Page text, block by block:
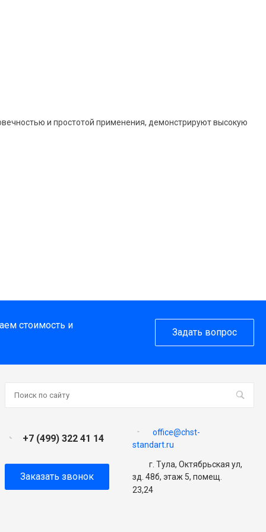
и простотой применения, демонстрируют высокую
стоимость и
Задать вопрос
+7 (499) 322 41 14
office@chst-
standart.ru
Заказать звонок
г. Тула, Октябрьская ул,
зд. 48б, этаж 5, помещ.
23,24